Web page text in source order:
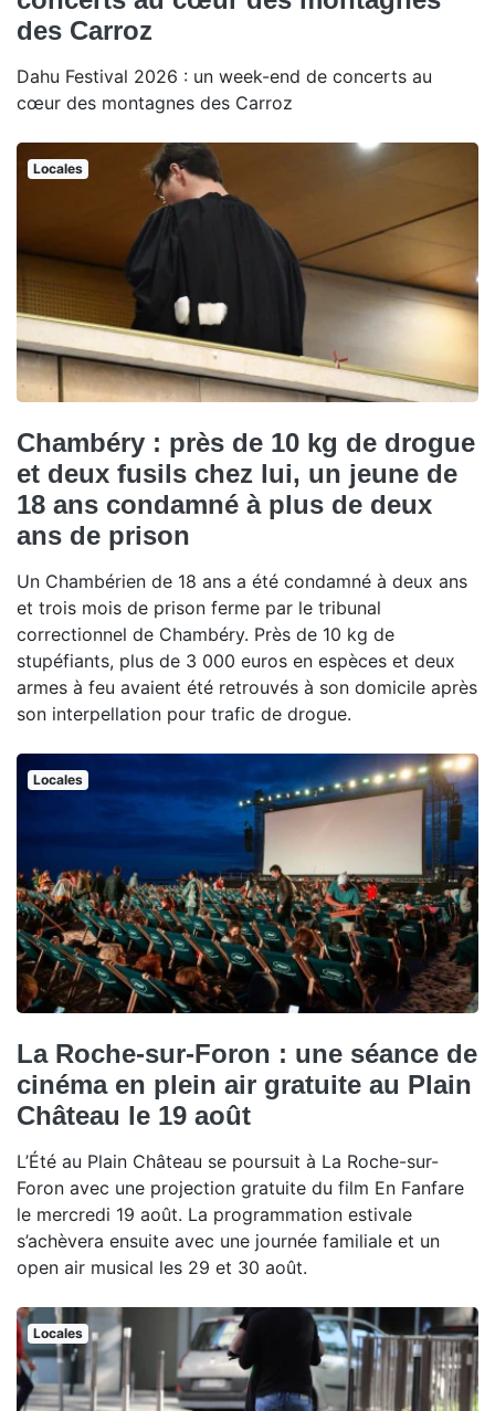
des Carroz
Dahu Festival 2026 : un week-end de concerts au
cœur des montagnes des Carroz
Locales
Chambéry : près de 10 kg de drogue
et deux fusils chez lui, un jeune de
18 ans condamné à plus de deux
ans de prison
Un Chambérien de 18 ans a été condamné à deux ans
et trois mois de prison ferme par le tribunal
correctionnel de Chambéry. Près de 10 kg de
stupéfiants, plus de 3 000 euros en espèces et deux
armes à feu avaient été retrouvés à son domicile après
son interpellation pour trafic de drogue.
Locales
La Roche-sur-Foron : une séance de
cinéma en plein air gratuite au Plain
Château le 19 août
L’Été au Plain Château se poursuit à La Roche-sur-
Foron avec une projection gratuite du film En Fanfare
le mercredi 19 août. La programmation estivale
s’achèvera ensuite avec une journée familiale et un
open air musical les 29 et 30 août.
Locales